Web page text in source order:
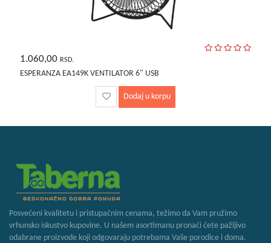
1.060,00 RSD.
ESPERANZA EA149K VENTILATOR 6" USB
Dodaj u korpu
Posvećeni kvalitetu i pristupačnim cenama, težimo da Vam pružimo
vrhunsko iskustvo kupovine. U našem asortimanu pronaći ćete pažljivo
odabrane proizvode koji odgovaraju potrebama Vaše porodice i doma.